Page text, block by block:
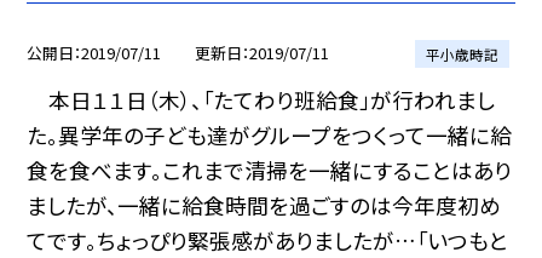
公開日 2019/07/11 更新日 2019/07/11 平小歳時記
本日１１日（木）、「たてわり班給食」が行われまし
た。異学年の子ども達がグループをつくって一緒に給
食を食べます。これまで清掃を一緒にすることはあり
ましたが、一緒に給食時間を過ごすのは今年度初め
てです。ちょっぴり緊張感がありましたが…「いつもと